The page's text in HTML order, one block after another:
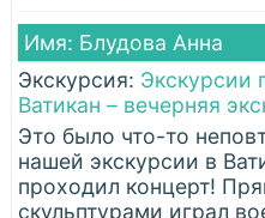
Имя: Блудова Анна
Экскурсия: Экскурсии
Ватикан – вечерняя
Это было что-то
нашей экскурсии в
проходил концерт!
скульптурами играл